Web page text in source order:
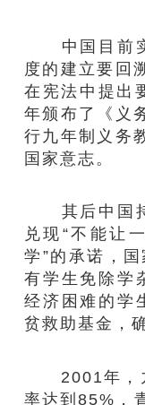
中国目前实
度的建立要回
在宪法中提出
年颁布了《义
行九年制义务
国家意志。
其后中国持
兑现“不能让
学”的承诺，
有学生免除学
经济困难的学
贫救助基金，
2001年，九
率达到85%，